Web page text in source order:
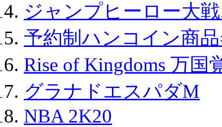
ジャンプヒーロー大
予約制ハンコイン商
Rise of Kingdoms 万
グラナドエスパダM
NBA 2K20